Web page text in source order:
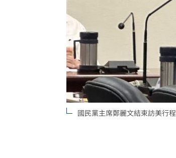
台彩父親節推新刮刮樂千
「拍片人的多重宇宙」職
8國球員齊聚高雄
理想混蛋號召粉絲跨海追星
國民黨主席鄭麗文結束訪美行